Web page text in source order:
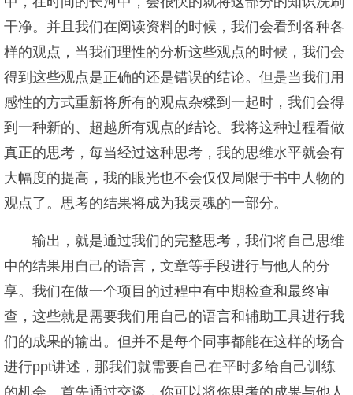
干净。并且我们在阅读资料的时候，我们会看到各种各
样的观点，当我们理性的分析这些观点的时候，我们会
得到这些观点是正确的还是错误的结论。但是当我们用
感性的方式重新将所有的观点杂糅到一起时，我们会得
到一种新的、超越所有观点的结论。我将这种过程看做
真正的思考，每当经过这种思考，我的思维水平就会有
大幅度的提高，我的眼光也不会仅仅局限于书中人物的
观点了。思考的结果将成为我灵魂的一部分。
输出，就是通过我们的完整思考，我们将自己思维
中的结果用自己的语言，文章等手段进行与他人的分
享。我们在做一个项目的过程中有中期检查和最终审
查，这些就是需要我们用自己的语言和辅助工具进行我
们的成果的输出。但并不是每个同事都能在这样的场合
进行ppt讲述，那我们就需要自己在平时多给自己训练
的机会。首先通过交谈，你可以将你思考的成果与他人